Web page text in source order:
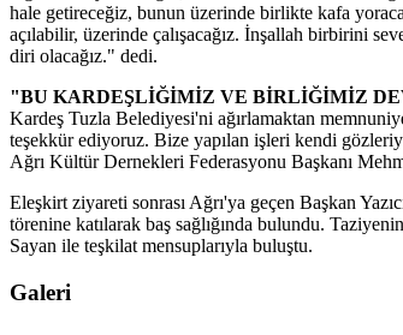
hale getireceğiz, bunun üzerinde birlikte kafa
açılabilir, üzerinde çalışacağız. İnşallah birbirini
diri olacağız." dedi.
"BU KARDEŞLİĞİMİZ VE BİRLİĞİMİZ
Kardeş Tuzla Belediyesi'ni ağırlamaktan
teşekkür ediyoruz. Bize yapılan işleri kendi
Ağrı Kültür Dernekleri Federasyonu Başkanı
Eleşkirt ziyareti sonrası Ağrı'ya geçen Başkan
törenine katılarak baş sağlığında bulundu.
Sayan ile teşkilat mensuplarıyla buluştu.
Galeri